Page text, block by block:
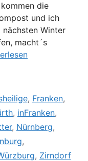
die
und ich
Winter
macht´s
, Franken,
, inFranken,
, Nürnberg,
,
, Zirndorf